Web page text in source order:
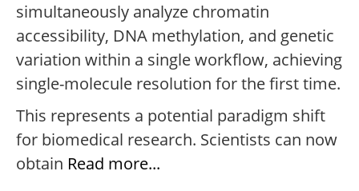
simultaneously analyze chromatin
accessibility, DNA methylation, and genetic
variation within a single workflow, achieving
single-molecule resolution for the first time.
This represents a potential paradigm shift
for biomedical research. Scientists can now
obtain Read more...